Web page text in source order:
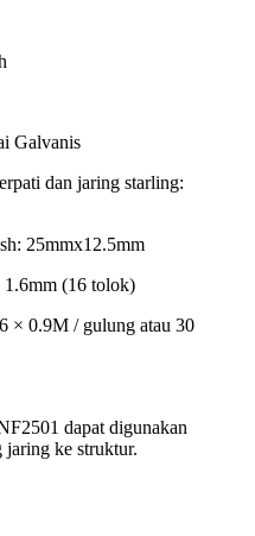
Galvanis
dan jaring starling:
25mmx12.5mm
(16 tolok)
× 0.9M / gulung atau 30
dapat digunakan
jaring ke struktur.